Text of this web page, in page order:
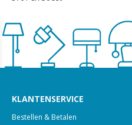
KLANTENSERVICE
Bestellen & Betalen